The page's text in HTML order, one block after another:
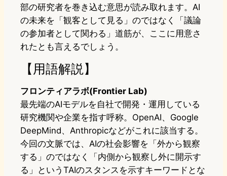
部の研究者を巻き込む意思が読み取れます。AI
の未来を「観客として見る」のではなく「議論
の参加者として関わる」道筋が、ここに用意さ
れたとも言えるでしょう。
【用語解説】
フロンティアラボ(Frontier Lab)
最先端のAIモデルを自社で開発・運用している
研究機関や企業を指す呼称。OpenAI、Google
DeepMind、Anthropicなどがこれに該当する。
今回の文脈では、AIの社会影響を「外から観察
する」のではなく「内側から観察し外に開示す
る」というTAIのスタンスを示すキーワードとな